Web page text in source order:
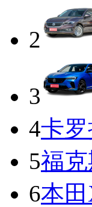
2
3
4卡
5福
6本